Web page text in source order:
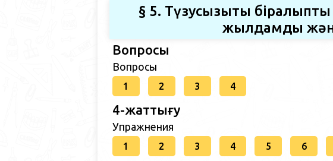
§ 5. Түзусызықты
жылдамдық
Вопросы
Вопросы
1 2 3 4
4-жаттығу
Упражнения
1 2 3 4 5 6